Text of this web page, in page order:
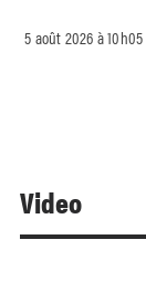
5 août 2026 à 10h05
Video